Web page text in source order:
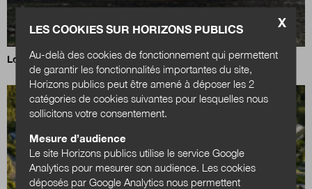
Loi Littoral : un nouvel équilibre à trouver
X
LES COOKIES SUR HORIZONS PUBLICS
Au-delà des cookies de fonctionnement qui permettent
de garantir les fonctionnalités importantes du site,
Horizons publics peut être amené à déposer les 2
catégories de cookies suivantes pour lesquelles nous
sollicitons votre consentement.
Mesure d’audience
Le site Horizons publics utilise le service Google
Analytics pour mesurer son audience. Les cookies
déposés par Google Analytics nous permettent